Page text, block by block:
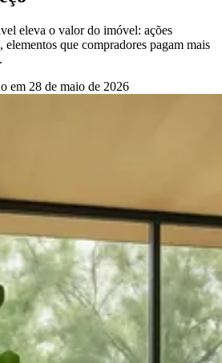
eleva o valor do imóvel: ações
elementos que compradores pagam mais
em 28 de maio de 2026